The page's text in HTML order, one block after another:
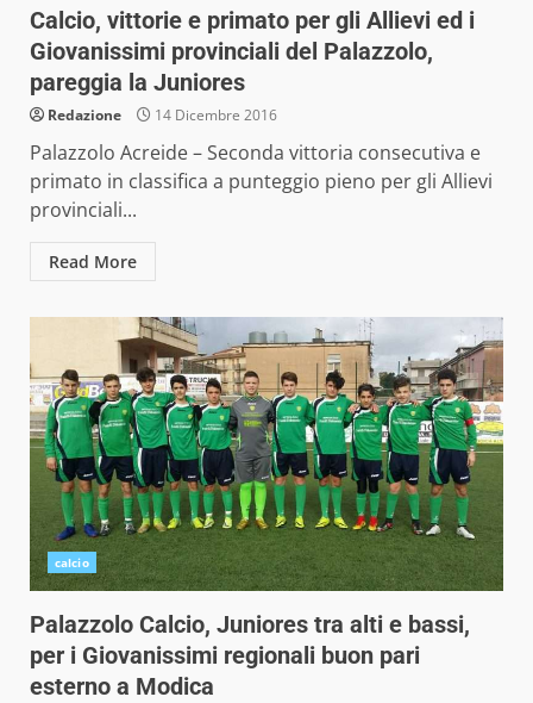
Calcio, vittorie e primato per gli Allievi ed i
Giovanissimi provinciali del Palazzolo,
pareggia la Juniores
Redazione 14 Dicembre 2016
Palazzolo Acreide – Seconda vittoria consecutiva e
primato in classifica a punteggio pieno per gli Allievi
provinciali...
Read More
calcio
Palazzolo Calcio, Juniores tra alti e bassi,
per i Giovanissimi regionali buon pari
esterno a Modica